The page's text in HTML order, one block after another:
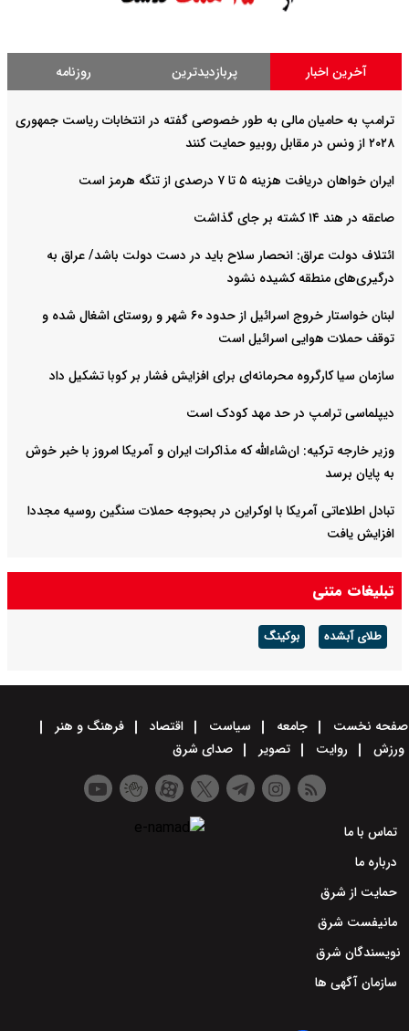
آخرین اخبار پربازدیدترین روزنامه
ترامپ به حامیان مالی به طور خصوصی گفته در انتخابات ریاست جمهوری
۲۰۲۸ از ونس در مقابل روبیو حمایت کنند
ایران خواهان دریافت هزینه ۵ تا ۷ درصدی از تنگه هرمز است
صاعقه در هند ۱۴ کشته بر جای گذاشت
ائتلاف دولت عراق: انحصار سلاح باید در دست دولت باشد/ عراق به
درگیری‌های منطقه کشیده نشود
لبنان خواستار خروج اسرائیل از حدود ۶۰ شهر و روستای اشغال شده‌ و
توقف حملات هوایی اسرائیل است
سازمان سیا کارگروه محرمانه‌ای برای افزایش فشار بر کوبا تشکیل داد
دیپلماسی ترامپ در حد مهد کودک است
وزیر خارجه ترکیه: ان‌شاءالله که مذاکرات ایران و آمریکا امروز با خبر خوش
به پایان برسد
تبادل اطلاعاتی آمریکا با اوکراین در بحبوجه حملات سنگین روسیه مجددا
افزایش یافت
نخست‌وزیر پاکستان و عاصم منیر برای گفت‌وگو در مورد تحولات منطقه‌ای
به عربستان سفر می‌کنند
تبلیغات متنی
طلای آبشده بوکینگ
صفحه نخست جامعه سیاست اقتصاد
فرهنگ و هنر
ورزش
روایت تصویر صدای شرق
تماس با ما
درباره ما
حمایت از شرق
مانیفست شرق
نویسندگان شرق
سازمان آگهی ها